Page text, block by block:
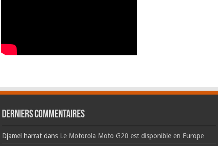
Derniers commentaires
Djamel harrat dans Le Motorola Moto G20 est disponible en Europe